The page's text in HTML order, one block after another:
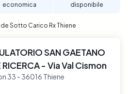
economica
disponibile
Sotto Carico Rx Thiene
SAN GAETANO
RICERCA - Via Val Cismon
33 - 36016 Thiene